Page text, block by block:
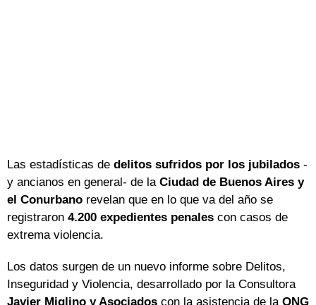
Las estadísticas de delitos sufridos por los jubilados -
y ancianos en general- de laCiudad de Buenos Aires y
el Conurbano revelan que en lo que va del año se
registraron 4.200 expedientes penales con casos de
extrema violencia.
Los datos surgen de un nuevo informe sobre Delitos,
Inseguridad y Violencia, desarrollado por la Consultora
Javier Miglino y Asociados con la asistencia de laONG